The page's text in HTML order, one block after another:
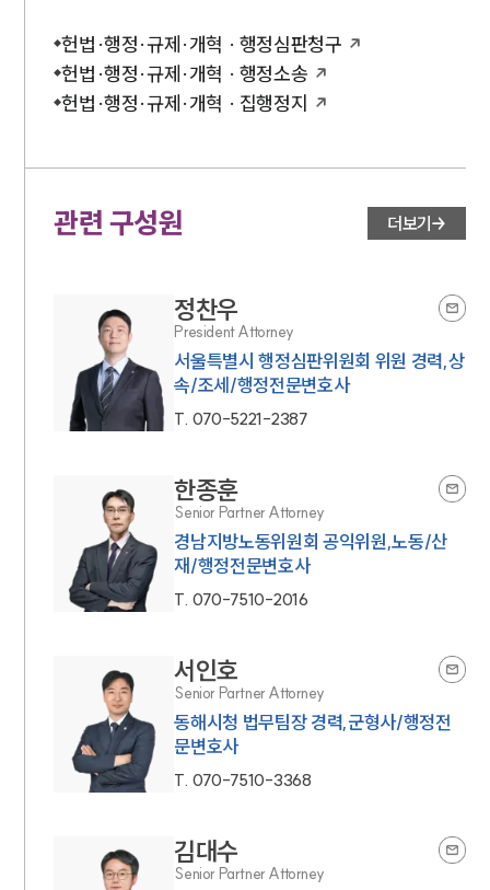
헌법·행정·규제·개혁 · 행정심판청구
헌법·행정·규제·개혁 · 행정소송
헌법·행정·규제·개혁 · 집행정지
관련 구성원 더보기
정찬우
President Attorney
서울특별시 행정심판위원회 위원 경력,상
속/조세/행정전문변호사
T. 070-5221-2387
한종훈
Senior Partner Attorney
경남지방노동위원회 공익위원,노동/산
재/행정전문변호사
T. 070-7510-2016
서인호
Senior Partner Attorney
동해시청 법무팀장 경력,군형사/행정전
문변호사
T. 070-7510-3368
김대수
Senior Partner Attorney